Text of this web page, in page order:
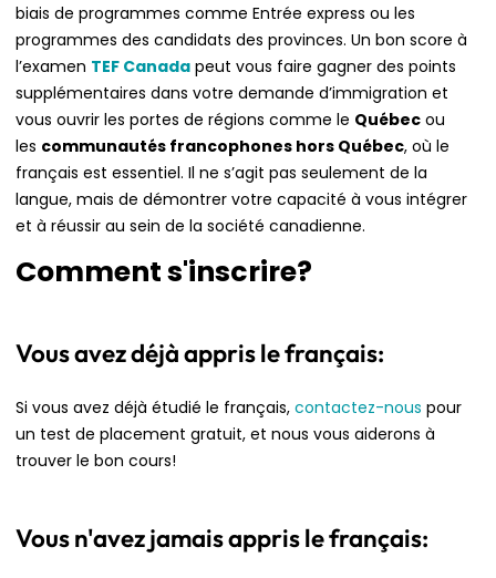
biais de programmes comme Entrée express ou les
programmes des candidats des provinces. Un bon score à
l’examen TEF Canada peut vous faire gagner des points
supplémentaires dans votre demande d’immigration et
vous ouvrir les portes de régions comme le Québec ou
les communautés francophones hors Québec, où le
français est essentiel. Il ne s’agit pas seulement de la
langue, mais de démontrer votre capacité à vous intégrer
et à réussir au sein de la société canadienne.
Comment s'inscrire?
Vous avez déjà appris le français:
Si vous avez déjà étudié le français, contactez-nous pour
un test de placement gratuit, et nous vous aiderons à
trouver le bon cours!
Vous n'avez jamais appris le français: